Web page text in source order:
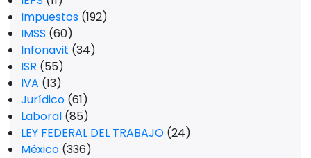
Impuestos (192)
IMSS (60)
Infonavit (34)
ISR (55)
IVA (13)
Jurídico (61)
Laboral (85)
LEY FEDERAL DEL TRABAJO (24)
México (336)